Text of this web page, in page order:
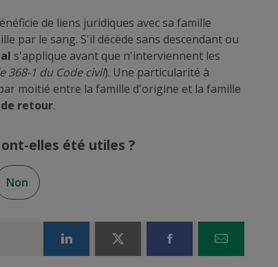
de liens juridiques avec sa famille
par le sang. S'il décède sans descendant ou
s'applique avant que n'interviennent les
368-1 du Code civil). Une particularité à
moitié entre la famille d'origine et la famille
retour.
elles été utiles ?
Non
Partager sur LinkedIn
Partager sur XPartager surPartager